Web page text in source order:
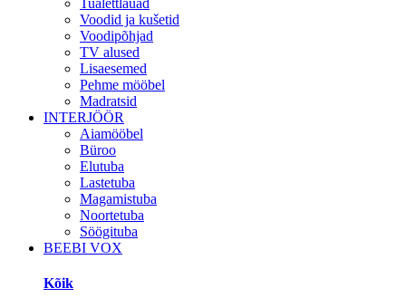
Voodid ja kušetid
Voodipõhjad
TV alused
Lisaesemed
Pehme mööbel
Madratsid
INTERJÖÖR
Aiamööbel
Büroo
Elutuba
Lastetuba
Magamistuba
Noortetuba
Söögituba
BEEBI VOX
Kõik